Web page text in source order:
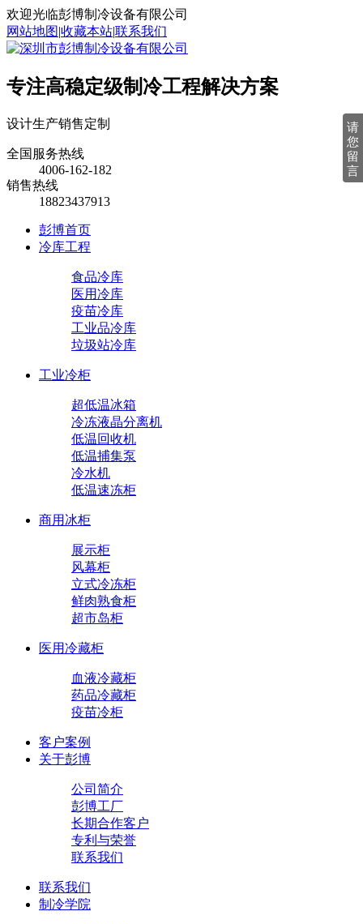
欢迎光临彭博制冷设备有限公司
网站地图|收藏本站|联系我们
专注高稳定级制冷工程解决方案
设计生产销售定制
全国服务热线
4006-162-182
销售热线
18823437913
彭博首页
冷库工程
食品冷库
医用冷库
疫苗冷库
工业品冷库
垃圾站冷库
工业冷柜
超低温冰箱
冷冻液晶分离机
低温回收机
低温捕集泵
冷水机
低温速冻柜
商用冰柜
展示柜
风幕柜
立式冷冻柜
鲜肉熟食柜
超市岛柜
医用冷藏柜
血液冷藏柜
药品冷藏柜
疫苗冷柜
客户案例
关于彭博
公司简介
彭博工厂
长期合作客户
专利与荣誉
联系我们
联系我们
制冷学院
请
您
留
言